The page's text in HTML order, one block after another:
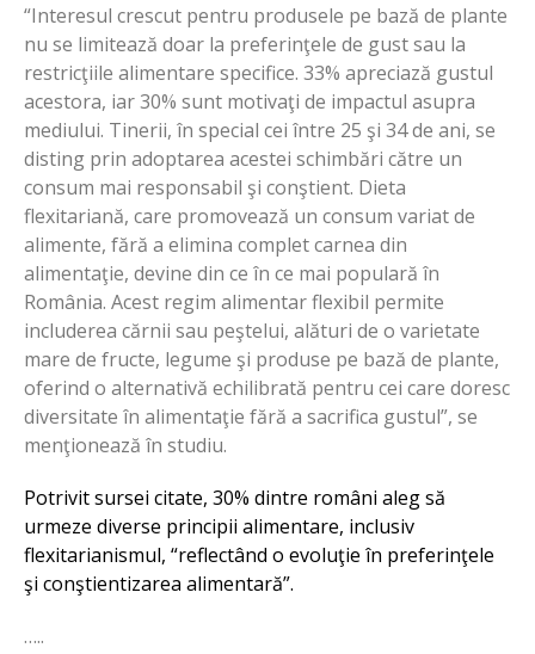
“Interesul crescut pentru produsele pe bază de plante
nu se limitează doar la preferinţele de gust sau la
restricţiile alimentare specifice. 33% apreciază gustul
acestora, iar 30% sunt motivaţi de impactul asupra
mediului. Tinerii, în special cei între 25 şi 34 de ani, se
disting prin adoptarea acestei schimbări către un
consum mai responsabil şi conştient. Dieta
flexitariană, care promovează un consum variat de
alimente, fără a elimina complet carnea din
alimentaţie, devine din ce în ce mai populară în
România. Acest regim alimentar flexibil permite
includerea cărnii sau peştelui, alături de o varietate
mare de fructe, legume şi produse pe bază de plante,
oferind o alternativă echilibrată pentru cei care doresc
diversitate în alimentaţie fără a sacrifica gustul”, se
menţionează în studiu.
Potrivit sursei citate, 30% dintre români aleg să
urmeze diverse principii alimentare, inclusiv
flexitarianismul, “reflectând o evoluţie în preferinţele
şi conştientizarea alimentară”.
…..